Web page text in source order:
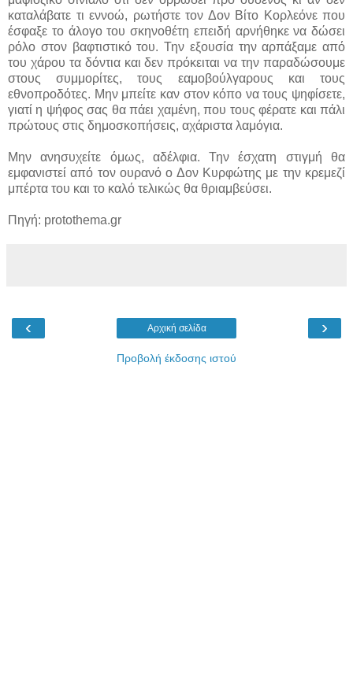
καταλάβατε τι εννοώ, ρωτήστε τον Δον Βίτο Κορλεόνε που
έσφαξε το άλογο του σκηνοθέτη επειδή αρνήθηκε να δώσει
ρόλο στον βαφτιστικό του. Την εξουσία την αρπάξαμε από
του χάρου τα δόντια και δεν πρόκειται να την παραδώσουμε
στους συμμορίτες, τους εαμοβούλγαρους και τους
εθνοπροδότες. Μην μπείτε καν στον κόπο να τους ψηφίσετε,
γιατί η ψήφος σας θα πάει χαμένη, που τους φέρατε και πάλι
πρώτους στις δημοσκοπήσεις, αχάριστα λαμόγια.
Μην ανησυχείτε όμως, αδέλφια. Την έσχατη στιγμή θα
εμφανιστεί από τον ουρανό ο Δον Κυρφώτης με την κρεμεζί
μπέρτα του και το καλό τελικώς θα θριαμβεύσει.
Πηγή: protothema.gr
‹ ›
Αρχική σελίδα
Προβολή έκδοσης ιστού